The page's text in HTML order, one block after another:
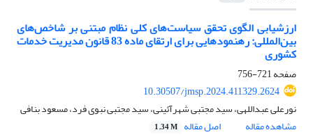
ارزشیابی الگوی تحقق سیاست‌های کلی نظام مبتنی بر شاخص‌های
بین‌المللی: رهنمودهایی برای ارتقای ماده 83 قانون مدیریت خدمات
کشوری
صفحه721-756
10.30507/jmsp.2024.411329.2624
نورعلی عبداللهی، سید مجتبی شهرآئینی، سید مجتبی نبوی فرد، مسعود بنافی
مشاهده مقاله
اصل مقاله 1.34 M